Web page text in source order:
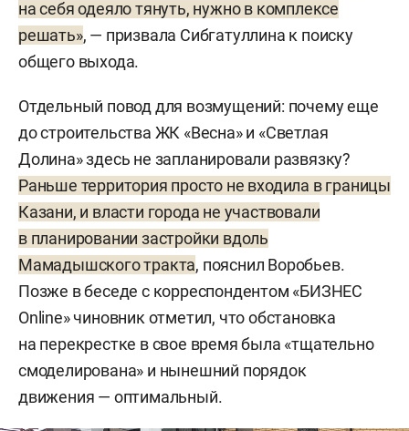
на себя одеяло тянуть, нужно в комплексе
решать», — призвала Сибгатуллина к поиску
общего выхода.
Отдельный повод для возмущений: почему еще
до строительства ЖК «Весна» и «Светлая
Долина» здесь не запланировали развязку?
Раньше территория просто не входила в границы
Казани, и власти города не участвовали
в планировании застройки вдоль
Мамадышского тракта, пояснил Воробьев.
Позже в беседе с корреспондентом «БИЗНЕС
Online» чиновник отметил, что обстановка
на перекрестке в свое время была «тщательно
смоделирована» и нынешний порядок
движения — оптимальный.